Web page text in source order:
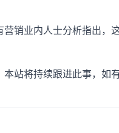
销业内人士分析指出，
站将持续跟进此事，如